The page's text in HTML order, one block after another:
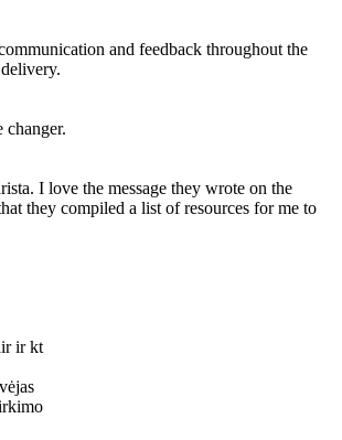
and feedback throughout the
changer.
I love the message they wrote on the
they compiled a list of resources for me to
ir kt